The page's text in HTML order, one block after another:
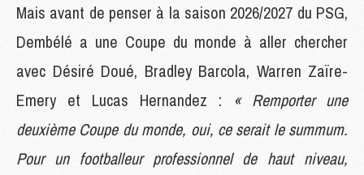
Mais avant de penser à la saison 2026/2027 du PSG,
Dembélé a une Coupe du monde à aller chercher
avec Désiré Doué, Bradley Barcola, Warren Zaïre-
Emery et Lucas Hernandez : « Remporter une
deuxième Coupe du monde, oui, ce serait le summum.
Pour un footballeur professionnel de haut niveau,